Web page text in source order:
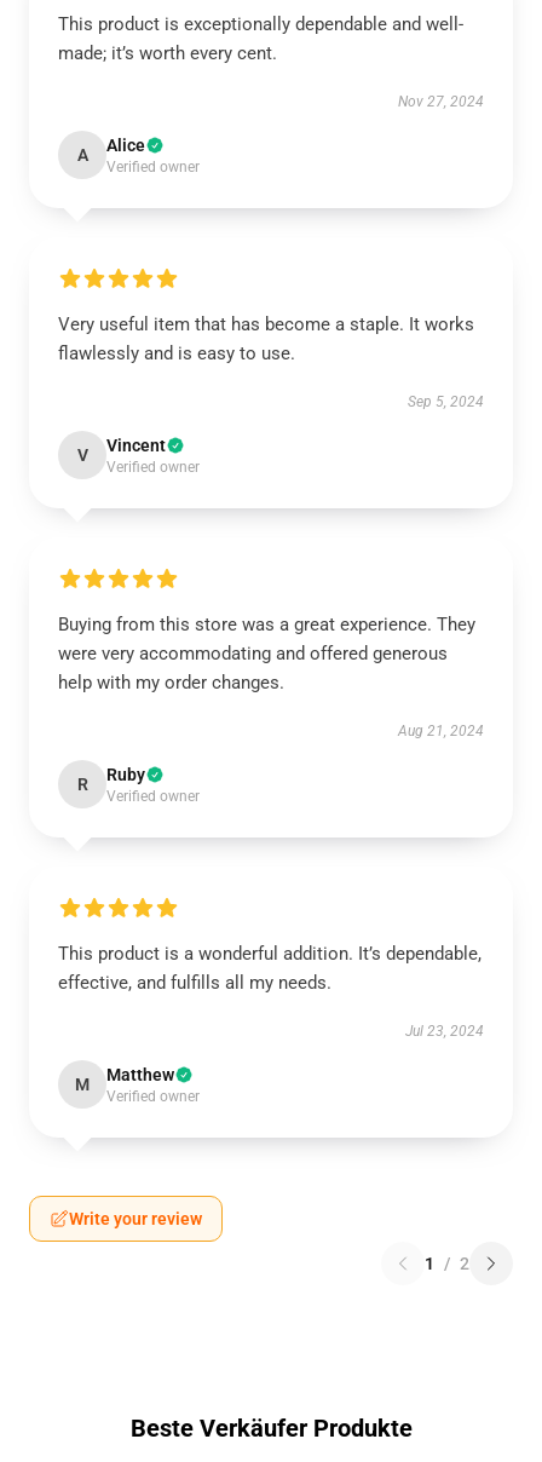
This product is exceptionally dependable and well-
made; it’s worth every cent.
Nov 27, 2024
A Alice
Verified owner
Very useful item that has become a staple. It works
flawlessly and is easy to use.
Sep 5, 2024
V Vincent
Verified owner
Buying from this store was a great experience. They
were very accommodating and offered generous
help with my order changes.
Aug 21, 2024
R Ruby
Verified owner
This product is a wonderful addition. It’s dependable,
effective, and fulfills all my needs.
Jul 23, 2024
M Matthew
Verified owner
Write your review
1 / 2
Beste Verkäufer Produkte